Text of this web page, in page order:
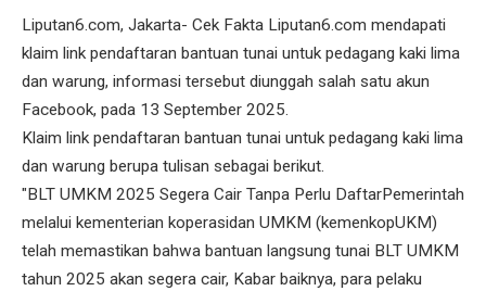
Liputan6.com, Jakarta- Cek Fakta Liputan6.com mendapati
klaim link pendaftaran bantuan tunai untuk pedagang kaki lima
dan warung, informasi tersebut diunggah salah satu akun
Facebook, pada 13 September 2025.
Klaim link pendaftaran bantuan tunai untuk pedagang kaki lima
dan warung berupa tulisan sebagai berikut.
"BLT UMKM 2025 Segera Cair Tanpa Perlu DaftarPemerintah
melalui kementerian koperasidan UMKM (kemenkopUKM)
telah memastikan bahwa bantuan langsung tunai BLT UMKM
tahun 2025 akan segera cair, Kabar baiknya, para pelaku